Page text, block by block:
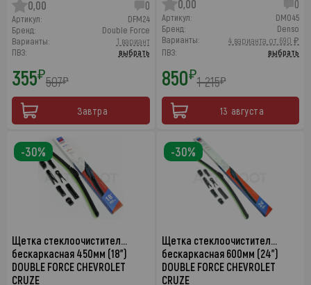
0,00
0
Артикул:
DFM24
Бренд:
Double Force
Варианты:
1 вариант
ПВЗ:
выбрать
355₽507₽
Завтра
0,00
0
Артикул:
DM045
Бренд:
Denso
Варианты:
4 варианта от 690 ₽
ПВЗ:
выбрать
850₽1 215₽
13 августа
Щетка стеклоочистител…
бескаркасная 450мм (18")
DOUBLE FORCE CHEVROLET
CRUZE
-30%
Щетка стеклоочистител…
бескаркасная 600мм (24")
DOUBLE FORCE CHEVROLET
CRUZE
-30%